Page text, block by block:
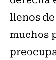
llenos
muchos